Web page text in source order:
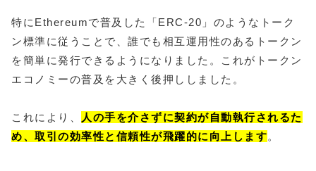
特にEthereumで普及した「ERC-20」のようなトーク
ン標準に従うことで、誰でも相互運用性のあるトークン
を簡単に発行できるようになりました。これがトークン
エコノミーの普及を大きく後押ししました。
これにより、
人の手を介さずに契約が自動執行されるた
め、取引の効率性と信頼性が飛躍的に向上します。